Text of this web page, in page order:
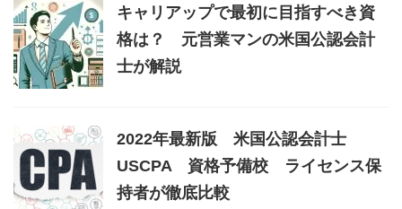
キャリアップで最初に目指すべき資
格は？ 元営業マンの米国公認会計
士が解説
2022年最新版 米国公認会計士
USCPA 資格予備校 ライセンス保
持者が徹底比較